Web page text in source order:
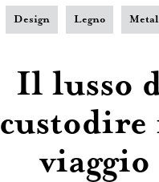
Design Legno
Il lusso
viaggio